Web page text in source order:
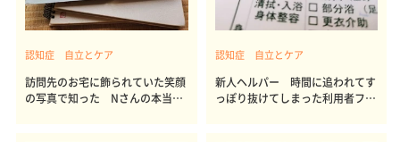
認知症 自立とケア
訪問先のお宅に飾られていた笑顔
の写真で知った Nさんの本当の
認知症 自立とケア
新人ヘルパー 時間に追われてす
っぽり抜けてしまった利用者ファ